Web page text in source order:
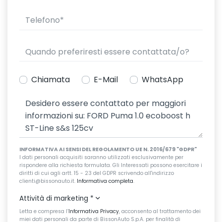
Chiamata E-Mail WhatsApp
INFORMATIVA AI SENSI DEL REGOLAMENTO UE N. 2016/679 "GDPR"
I dati personali acquisiti saranno utilizzati esclusivamente per
rispondere alla richiesta formulata. Gli Interessati possono esercitare i
diritti di cui agli artt. 15 - 23 del GDPR scrivendo all'indirizzo
clienti@bissonauto.it. Informativa completa.
Attività di marketing *
Letta e compresa l’Informativa Privacy, acconsento al trattamento dei
miei dati personali da parte di BissonAuto S.p.A. per finalità di